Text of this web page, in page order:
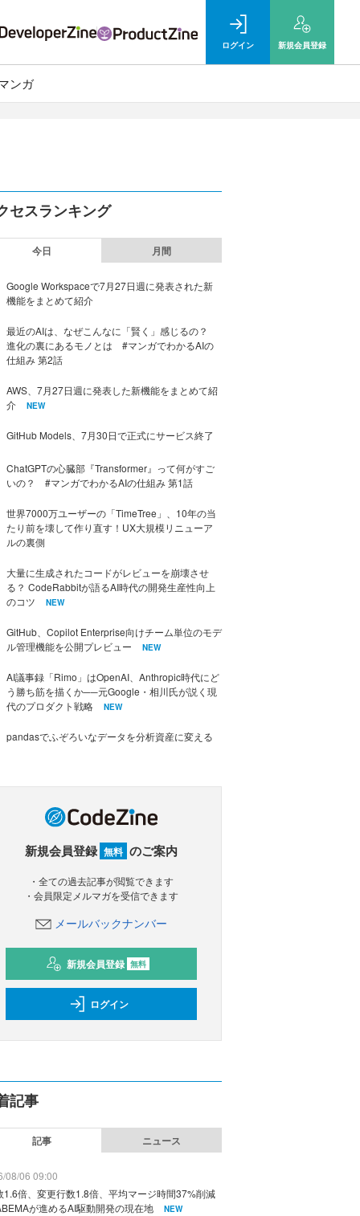
ログイン 新規会員登録
ンガ
セスランキング
今日 月間
Google Workspaceで7月27日週に発表された新
機能をまとめて紹介
最近のAIは、なぜこんなに「賢く」感じるの？
進化の裏にあるモノとは #マンガでわかるAIの
仕組み 第2話
AWS、7月27日週に発表した新機能をまとめて紹
介
NEW
GitHub Models、7月30日で正式にサービス終了
ChatGPTの心臓部『Transformer』って何がすご
いの？ #マンガでわかるAIの仕組み 第1話
世界7000万ユーザーの「TimeTree」、10年の当
たり前を壊して作り直す！UX大規模リニューア
ルの裏側
大量に生成されたコードがレビューを崩壊させ
る？ CodeRabbitが語るAI時代の開発生産性向上
のコツ
NEW
GitHub、Copilot Enterprise向けチーム単位のモデ
ル管理機能を公開プレビュー
NEW
AI議事録「Rimo」はOpenAI、Anthropic時代にど
う勝ち筋を描くか──元Google・相川氏が説く現
代のプロダクト戦略
NEW
pandasでふぞろいなデータを分析資産に変える
新規会員登録 無料 のご案内
・全ての過去記事が閲覧できます
・会員限定メルマガを受信できます
メールバックナンバー
新規会員登録 無料
ログイン
記事
記事 ニュース
08/06 09:00
1.6倍、変更行数1.8倍、平均マージ時間37%削減
が進めるAI駆動開発の現在地
NEW